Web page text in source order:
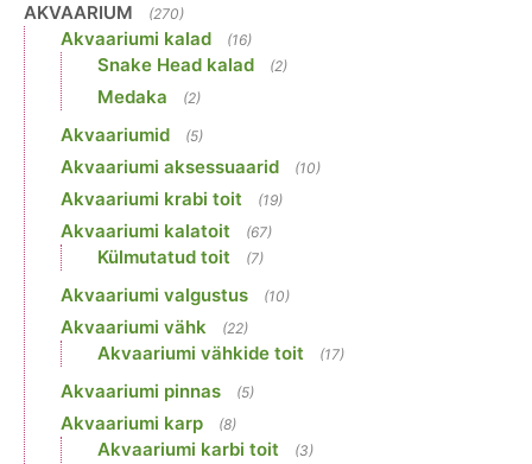
AKVAARIUM (270)
Akvaariumi kalad (16)
Snake Head kalad (2)
Medaka (2)
Akvaariumid (5)
Akvaariumi aksessuaarid (10)
Akvaariumi krabi toit (19)
Akvaariumi kalatoit (67)
Külmutatud toit (7)
Akvaariumi valgustus (10)
Akvaariumi vähk (22)
Akvaariumi vähkide toit (17)
Akvaariumi pinnas (5)
Akvaariumi karp (8)
Akvaariumi karbi toit (3)